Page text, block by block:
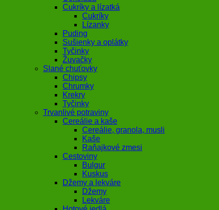
Cukríky a lízatká
Cukríky
Lízanky
Puding
Sušienky a oplátky
Tyčinky
Žuvačky
Slané chuťovky
Chipsy
Chrumky
Krekry
Tyčinky
Trvanlivé potraviny
Cereálie a kaše
Cereálie, granola, musli
Kaše
Raňajkové zmesi
Cestoviny
Bulgur
Kuskus
Džemy a lekváre
Džemy
Lekváre